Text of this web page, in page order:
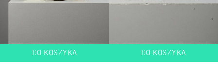
DO KOSZYKA DO KOSZYKA